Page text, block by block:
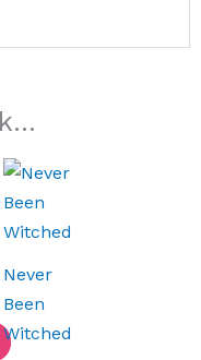
Never
Been
Witched